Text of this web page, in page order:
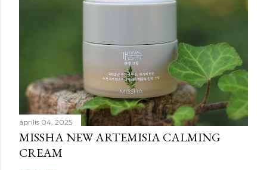
április 04, 2025
MISSHA NEW ARTEMISIA CALMING
CREAM